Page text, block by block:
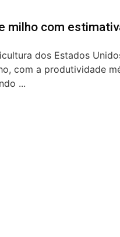
milho com
dos Estados
com a produtividade
...